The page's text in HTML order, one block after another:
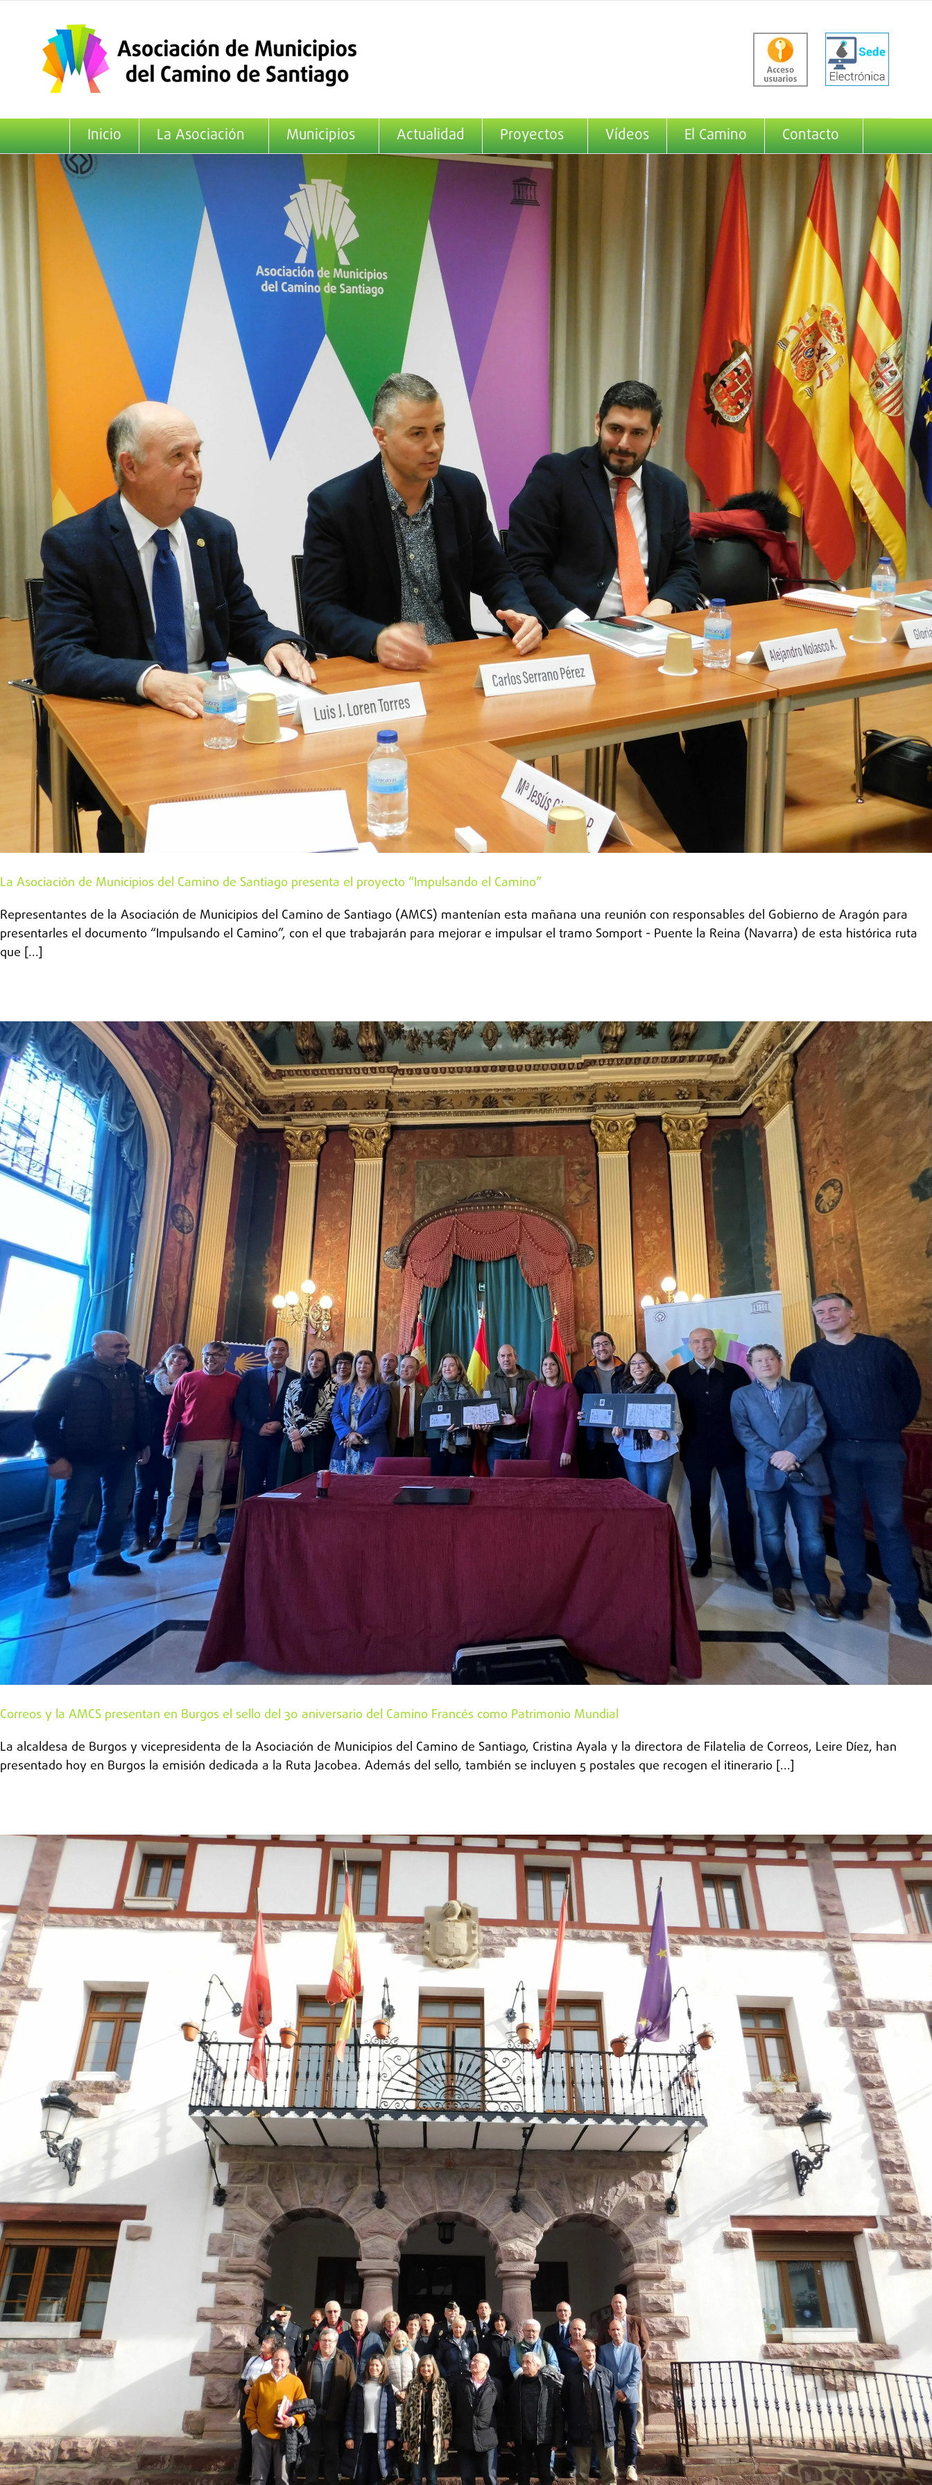
contenido
Inicio La Asociación Municipios Actualidad Proyectos Vídeos El Camino Contacto
La Asociación de Municipios del Camino de Santiago presenta el proyecto “Impulsando el Camino”
Representantes de la Asociación de Municipios del Camino de Santiago (AMCS) mantenían esta mañana una reunión con responsables del Gobierno de Aragón para
presentarles el documento “Impulsando el Camino”, con el que trabajarán para mejorar e impulsar el tramo Somport - Puente la Reina (Navarra) de esta histórica ruta
que [...]
Correos y la AMCS presentan en Burgos el sello del 30 aniversario del Camino Francés como Patrimonio Mundial
La alcaldesa de Burgos y vicepresidenta de la Asociación de Municipios del Camino de Santiago, Cristina Ayala y la directora de Filatelia de Correos, Leire Díez, han
presentado hoy en Burgos la emisión dedicada a la Ruta Jacobea. Además del sello, también se incluyen 5 postales que recogen el itinerario [...]